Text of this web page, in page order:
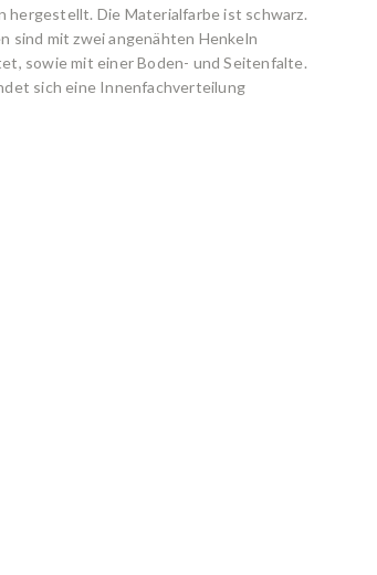
hergestellt. Die Materialfarbe ist schwarz.
sind mit zwei angenähten Henkeln
sowie mit einer Boden- und Seitenfalte.
sich eine Innenfachverteilung